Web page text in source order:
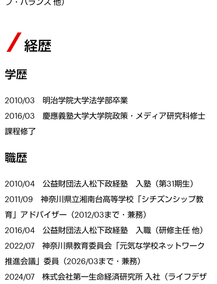
経歴
学歴
2010/03 明治学院大学法学部卒業
2016/03 慶應義塾大学大学院政策・メディア研究科修士
課程修了
職歴
2010/04 公益財団法人松下政経塾 入塾（第31期生）
2011/09 神奈川県立湘南台高等学校「シチズンシップ教
育」アドバイザー（2012/03まで・兼務）
2016/04 公益財団法人松下政経塾 入職（研修主任 他）
2022/07 神奈川県教育委員会「元気な学校ネットワーク
推進会議」委員（2026/03まで・兼務）
2024/07 株式会社第一生命経済研究所 入社（ライフデザ